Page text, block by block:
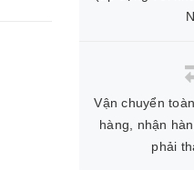
Vận chuyển
hàng, nhận
phải